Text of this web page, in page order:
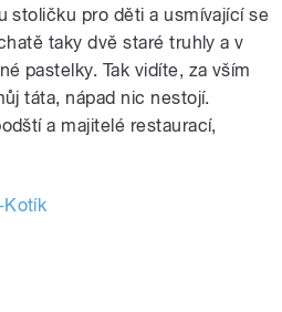
stoličku pro děti a usmívající se
taky dvě staré truhly a v
pastelky. Tak vidíte, za vším
táta, nápad nic nestojí.
a majitelé restaurací,
Kotík